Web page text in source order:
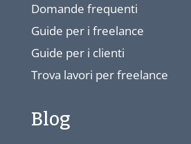
Domande frequenti
Guide per i freelance
Guide per i clienti
Trova lavori per freelance
Blog